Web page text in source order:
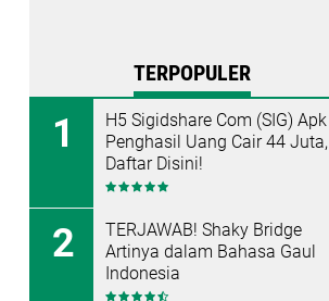
TERPOPULER
H5 Sigidshare Com (SIG) Apk
Penghasil Uang Cair 44 Juta,
Daftar Disini!
TERJAWAB! Shaky Bridge
Artinya dalam Bahasa Gaul
Indonesia